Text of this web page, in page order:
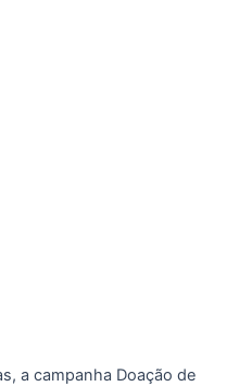
a campanha Doação de